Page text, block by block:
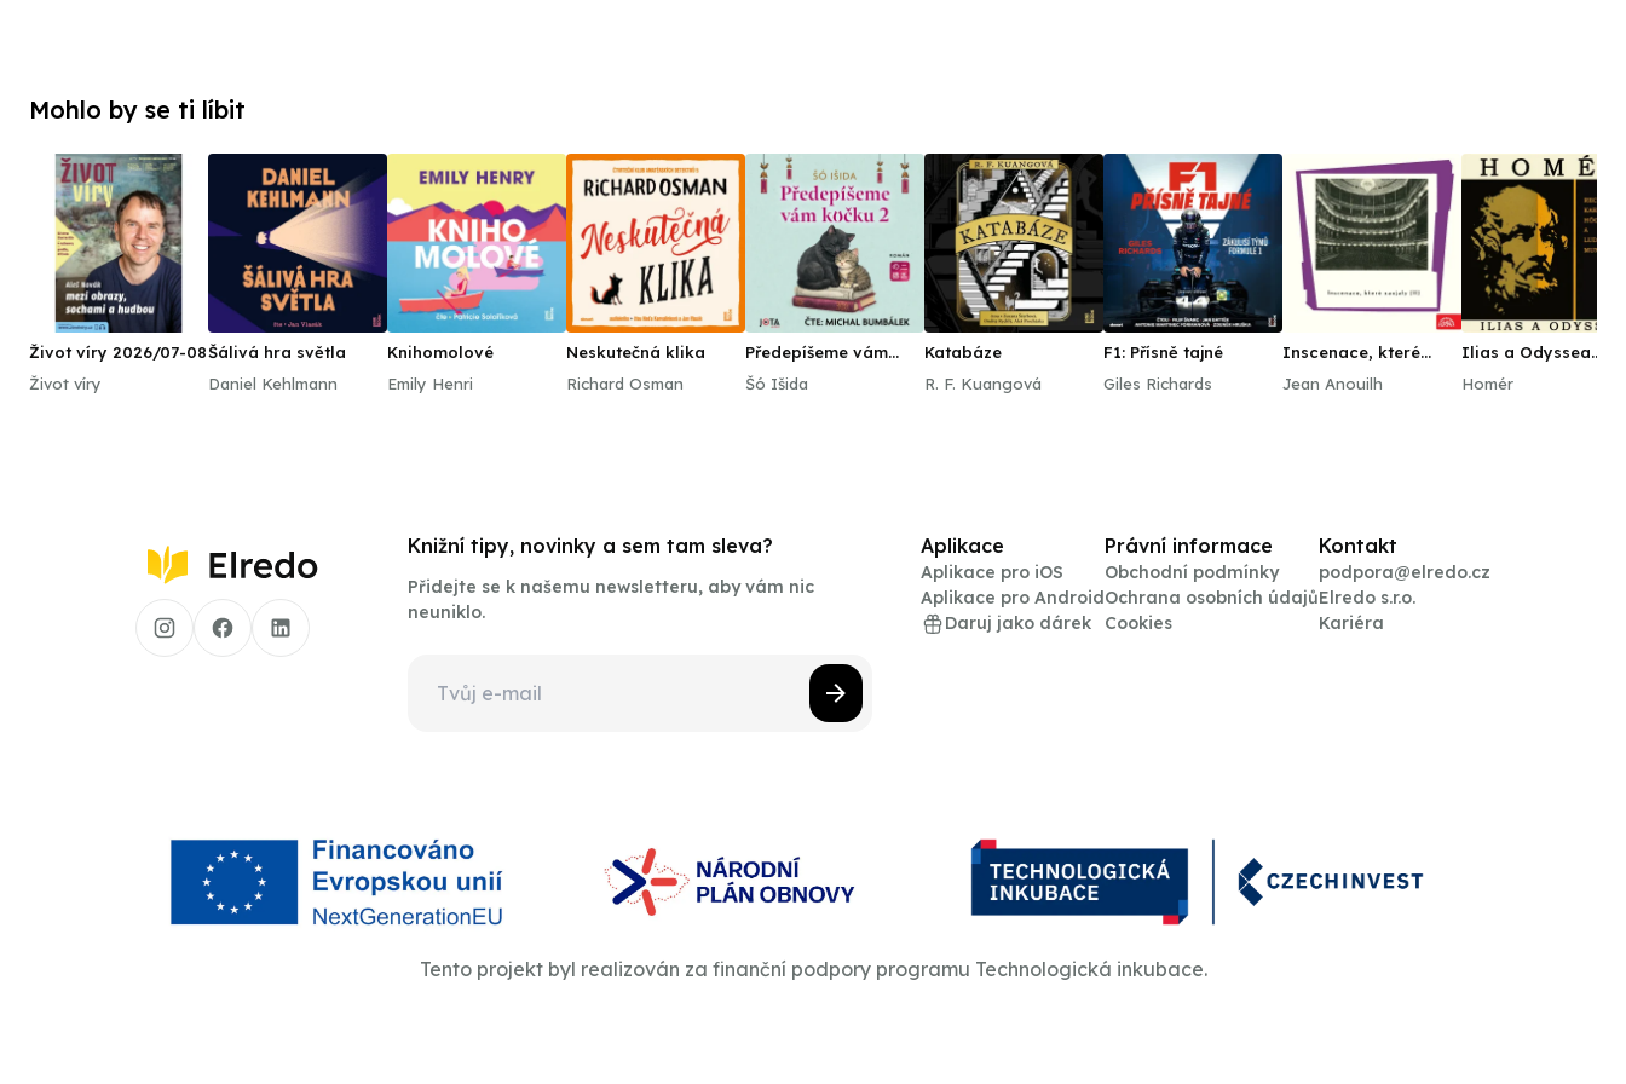
Mohlo by se ti líbit
Život víry 2026/07-08
Život víry
Šálivá hra světla
Daniel Kehlmann
Knihomolové
Emily Henri
Neskutečná klika
Richard Osman
Předepíšeme vám
kočku 2
Šó Išida
Katabáze
R. F. Kuangová
F1: Přísně tajné
Giles Richards
Inscenace, které
Jean Anouilh
Ilias a Odyssea.
básnických eposů
Homér
Knižní tipy, novinky a sem tam sleva?
Přidejte se k našemu newsletteru, aby vám nic
neuniklo.
Aplikace
Aplikace pro iOS
Aplikace pro Android
Daruj jako dárek
Právní informace
Obchodní podmínky
Ochrana osobních údajů
Cookies
Kontakt
podpora@elredo.cz
Elredo s.r.o.
Kariéra
Tento projekt byl realizován za finanční podpory programu Technologická inkubace.